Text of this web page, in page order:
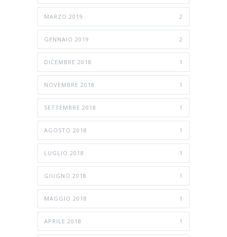
MARZO 2019 2
GENNAIO 2019 2
DICEMBRE 2018 1
NOVEMBRE 2018 1
SETTEMBRE 2018 1
AGOSTO 2018 1
LUGLIO 2018 1
GIUGNO 2018 1
MAGGIO 2018 1
APRILE 2018 1